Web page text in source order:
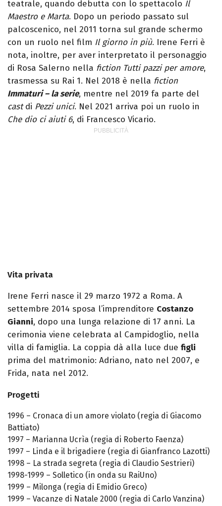
teatrale, quando debutta con lo spettacolo Il
Maestro e Marta. Dopo un periodo passato sul
palcoscenico, nel 2011 torna sul grande schermo
con un ruolo nel film Il giorno in più. Irene Ferri è
nota, inoltre, per aver interpretato il personaggio
di Rosa Salerno nella fiction Tutti pazzi per amore,
trasmessa su Rai 1. Nel 2018 è nella fiction
Immaturi – la serie, mentre nel 2019 fa parte del
castdi Pezzi unici. Nel 2021 arriva poi un ruolo in
Che dio ci aiuti 6, di Francesco Vicario.
Vita privata
Irene Ferri nasce il 29 marzo 1972 a Roma. A
settembre 2014 sposa l’imprenditore Costanzo
Gianni, dopo una lunga relazione di 17 anni. La
cerimonia viene celebrata al Campidoglio, nella
villa di famiglia. La coppia dà alla luce due figli
prima del matrimonio: Adriano, nato nel 2007, e
Frida, nata nel 2012.
Progetti
1996 – Cronaca di un amore violato (regia di Giacomo
Battiato)
1997 – Marianna Ucrìa (regia di Roberto Faenza)
1997 – Linda e il brigadiere (regia di Gianfranco Lazotti)
1998 – La strada segreta (regia di Claudio Sestrieri)
1998-1999 – Solletico (in onda su RaiUno)
1999 – Milonga (regia di Emidio Greco)
1999 – Vacanze di Natale 2000 (regia di Carlo Vanzina)